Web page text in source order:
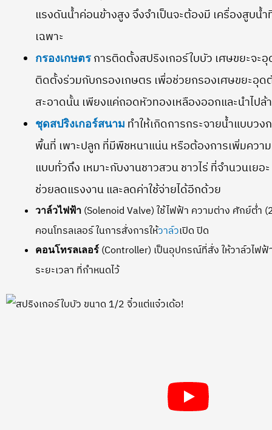
แรงดันน้ำค่อนข้างสูง จึงจำเป็นจะต้องมี เครื่องสูบน้ำ
เฉพาะ
กรองเกษตร การติดตั้งสปริงเกอร์ใบบัว เศษขยะจะ
ติดตั้งร่วมกับกรองเกษตร เพื่อช่วยกรองเศษขยะอุด
สะอาดนั้น เพียงแค่ถอดหัวทองเหลืองออกและนำไปล้
ชุดสปริงเกอร์สนาม ทำให้เกิดการกระจายน้ำแบบวง
พื้นที่ เพาะปลูก ที่มีพืชหนาแน่น หรือต้องการเพิ่มควา
แบบทั่วถึง เหมาะกับงานชาวสวน ชาวไร่ ที่จำนวนเยอ
ช่วยลดแรงงาน และลดค่าใช้จ่ายได้อีกด้วย
วาล์วไฟฟ้า (Solenoid Valve) ใช้ไฟฟ้า ความต่าง ศักย์ต่ำ
คอนโทรลเลอร์ ในการสั่งการให้วาล์วเปิด ปิด
คอนโทรลเลอร์ (Controller) เป็นอุปกรณ์ที่สั่ง ให้วาล์วไฟฟ้
ระยะเวลา ที่กำหนดไว้